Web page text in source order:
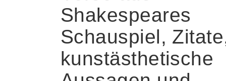
Shakespeares
Schauspiel,
kunstästhetische